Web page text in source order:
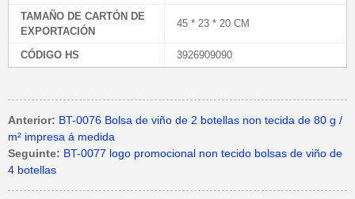
TAMAÑO DE CARTÓN DE
EXPORTACIÓN
45 * 23 * 20 CM
CÓDIGO HS 3926909090
Anterior: BT-0076 Bolsa de viño de 2 botellas non tecida de 80 g /
m² impresa á medida
Seguinte: BT-0077 logo promocional non tecido bolsas de viño de
4 botellas